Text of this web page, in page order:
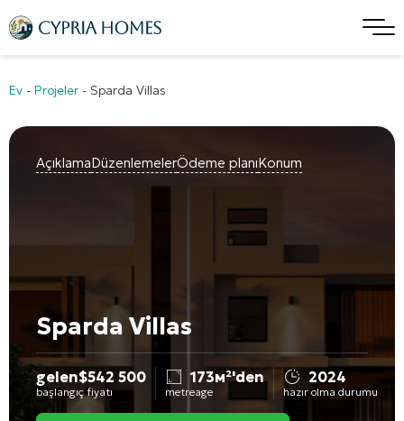
Ev - Projeler - Sparda Villas
AçıklamaDüzenlemelerÖdeme planıKonum
Sparda Villas
gelen$542 500
başlangıç fiyatı
173м²'den
metreage
2024
hazır olma durumu